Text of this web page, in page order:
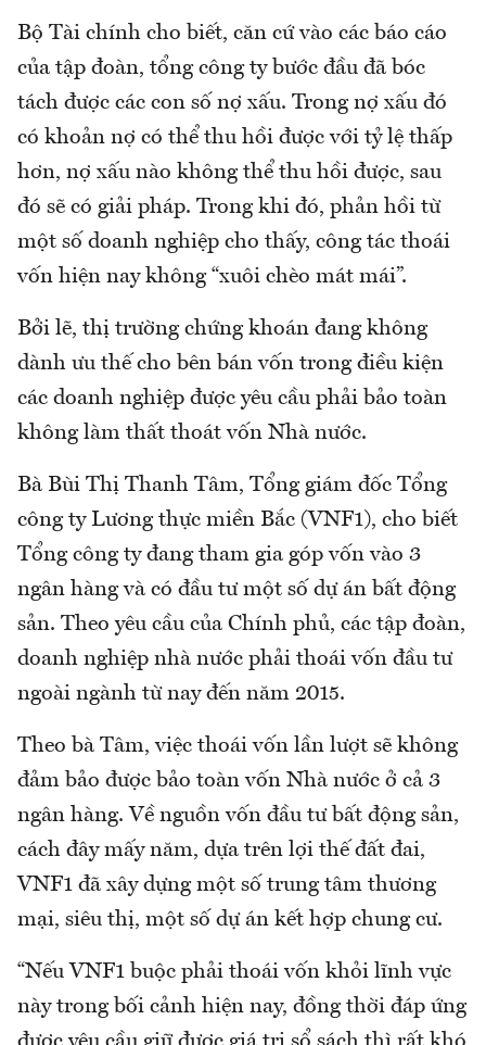
Bộ Tài chính cho biết, căn cứ vào các báo cáo
của tập đoàn, tổng công ty bước đầu đã bóc
tách được các con số nợ xấu. Trong nợ xấu đó
có khoản nợ có thể thu hồi được với tỷ lệ thấp
hơn, nợ xấu nào không thể thu hồi được, sau
đó sẽ có giải pháp. Trong khi đó, phản hồi từ
một số doanh nghiệp cho thấy, công tác thoái
vốn hiện nay không “xuôi chèo mát mái”.
Bởi lẽ, thị trường chứng khoán đang không
dành ưu thế cho bên bán vốn trong điều kiện
các doanh nghiệp được yêu cầu phải bảo toàn
không làm thất thoát vốn Nhà nước.
Bà Bùi Thị Thanh Tâm, Tổng giám đốc Tổng
công ty Lương thực miền Bắc (VNF1), cho biết
Tổng công ty đang tham gia góp vốn vào 3
ngân hàng và có đầu tư một số dự án bất động
sản. Theo yêu cầu của Chính phủ, các tập đoàn,
doanh nghiệp nhà nước phải thoái vốn đầu tư
ngoài ngành từ nay đến năm 2015.
Theo bà Tâm, việc thoái vốn lần lượt sẽ không
đảm bảo được bảo toàn vốn Nhà nước ở cả 3
ngân hàng. Về nguồn vốn đầu tư bất động sản,
cách đây mấy năm, dựa trên lợi thế đất đai,
VNF1 đã xây dựng một số trung tâm thương
mại, siêu thị, một số dự án kết hợp chung cư.
“Nếu VNF1 buộc phải thoái vốn khỏi lĩnh vực
này trong bối cảnh hiện nay, đồng thời đáp ứng